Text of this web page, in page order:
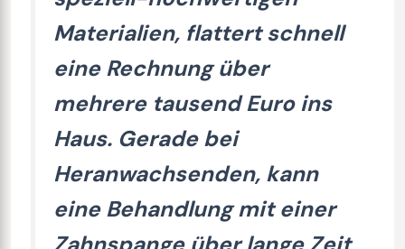
Materialien, flattert schnell
eine Rechnung über
mehrere tausend Euro ins
Haus. Gerade bei
Heranwachsenden, kann
eine Behandlung mit einer